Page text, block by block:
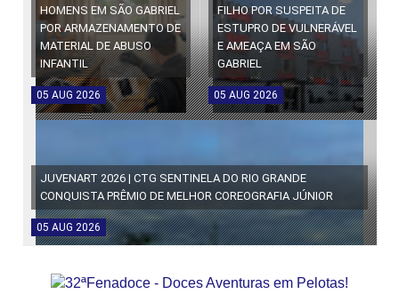
HOMENS EM SÃO GABRIEL
POR ARMAZENAMENTO DE
MATERIAL DE ABUSO
INFANTIL
05 AUG 2026
FILHO POR SUSPEITA DE
ESTUPRO DE VULNERÁVEL
E AMEAÇA EM SÃO
GABRIEL
05 AUG 2026
JUVENART 2026 | CTG SENTINELA DO RIO GRANDE
CONQUISTA PRÊMIO DE MELHOR COREOGRAFIA JÚNIOR
05 AUG 2026